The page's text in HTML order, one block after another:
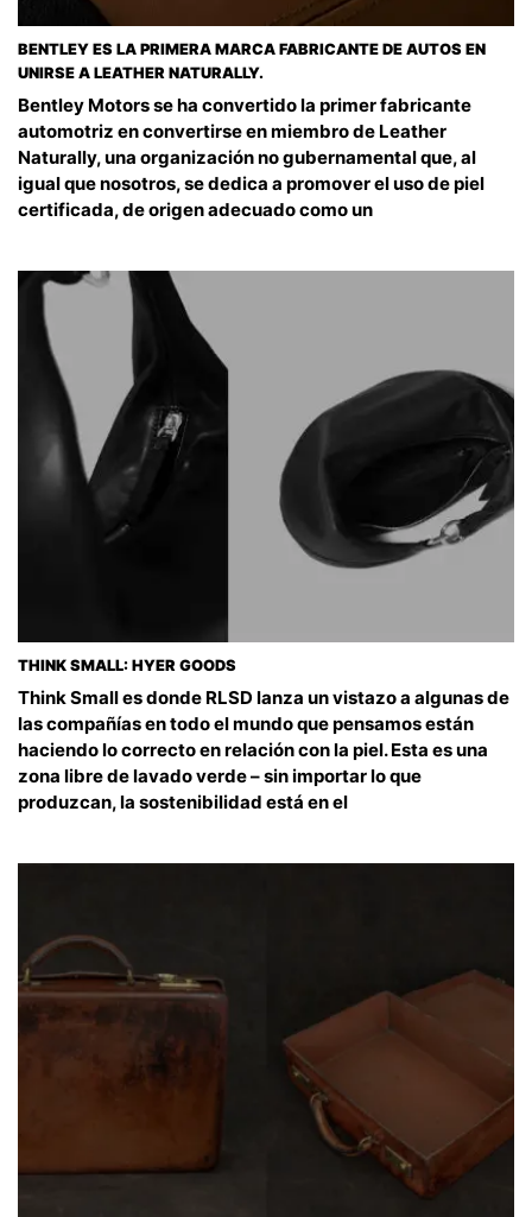
BENTLEY ES LA PRIMERA MARCA FABRICANTE DE AUTOS EN
UNIRSE A LEATHER NATURALLY.
Bentley Motors se ha convertido la primer fabricante
automotriz en convertirse en miembro de Leather
Naturally, una organización no gubernamental que, al
igual que nosotros, se dedica a promover el uso de piel
certificada, de origen adecuado como un
THINK SMALL: HYER GOODS
Think Small es donde RLSD lanza un vistazo a algunas de
las compañías en todo el mundo que pensamos están
haciendo lo correcto en relación con la piel. Esta es una
zona libre de lavado verde – sin importar lo que
produzcan, la sostenibilidad está en el